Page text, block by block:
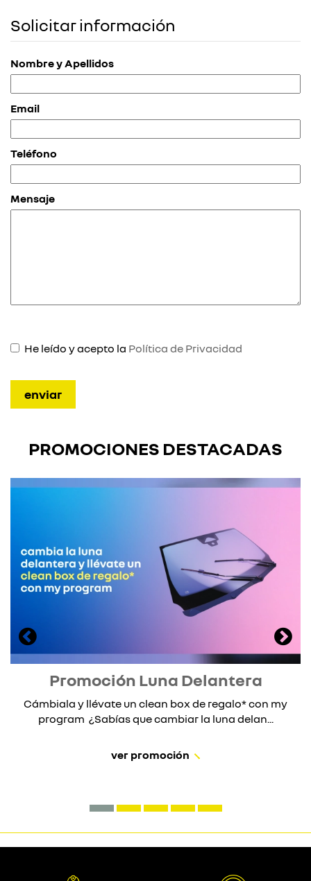
Solicitar información
Nombre y Apellidos
Email
Teléfono
Mensaje
He leído y acepto la Política de Privacidad
PROMOCIONES DESTACADAS
Promoción Luna Delantera
Cámbiala y llévate un clean box de regalo* con my
program ¿Sabías que cambiar la luna delan...
ver promoción